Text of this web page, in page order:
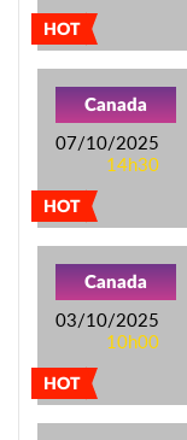
HOT
HOT
Canada
07/10/2025
14h30
HOT
Canada
03/10/2025
10h00